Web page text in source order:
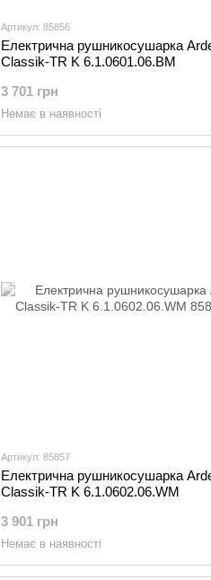
Артикул: 85856
Електрична рушникосушарка
Classik-TR K 6.1.0601.06.BM
3 701 грн
Немає в наявності
Артикул: 85857
Електрична рушникосушарка
Classik-TR K 6.1.0602.06.WM
3 901 грн
Немає в наявності